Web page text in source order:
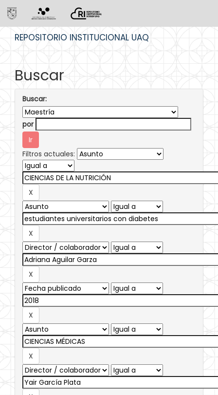
REPOSITORIO INSTITUCIONAL UAQ
Buscar
Buscar:
por
Filtros actuales: